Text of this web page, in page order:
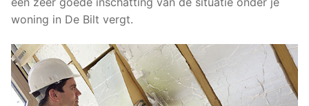
woning in De Bilt vergt.